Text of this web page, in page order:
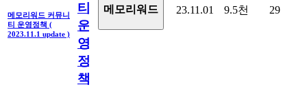
메모리워드 커뮤니
티 운영정책 (
2023.11.1 update )
티
운
영
정
책
메모리워드 23.11.01 9.5천 29